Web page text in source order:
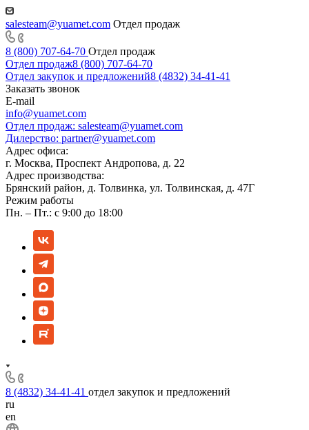
salesteam@yuamet.com Отдел продаж
8 (800) 707-64-70 Отдел продаж
Отдел продаж8 (800) 707-64-70
Отдел закупок и предложений8 (4832) 34-41-41
Заказать звонок
E-mail
info@yuamet.com
Отдел продаж: salesteam@yuamet.com
Дилерство: partner@yuamet.com
Адрес офиса:
г. Москва, Проспект Андропова, д. 22
Адрес производства:
Брянский район, д. Толвинка, ул. Толвинская, д. 47Г
Режим работы
Пн. – Пт.: с 9:00 до 18:00
8 (4832) 34-41-41 отдел закупок и предложений
ru
en